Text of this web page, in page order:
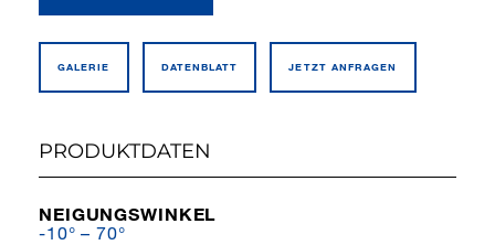
GALERIE DATEN­BLATT JETZT ANFRAGEN
PRODUKTDATEN
NEIGUNGSWINKEL
-10° – 70°